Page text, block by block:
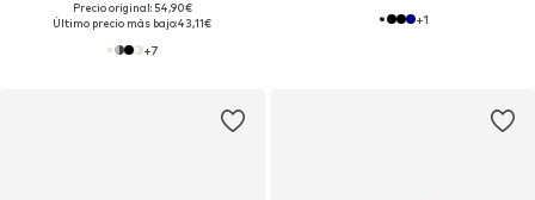
Precio original: 54,90€
Último precio más bajo:43,11€
+7
+1